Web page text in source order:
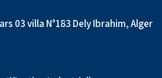
03 villa N°183 Dely Ibrahim, Alger